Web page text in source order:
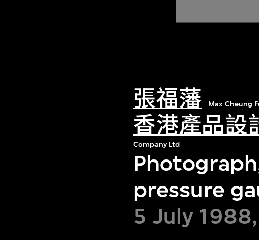
張福藩 Max Cheung
香港產品設
Company Ltd
pressure
5 July